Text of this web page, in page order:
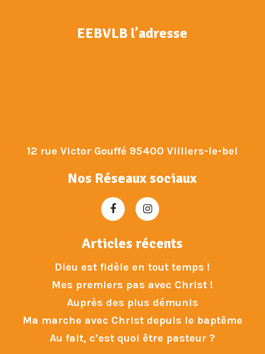
EEBVLB l’adresse
12 rue Victor Gouffé 95400 Villiers-le-bel
Nos Réseaux sociaux
Articles récents
Dieu est fidèle en tout temps !
Mes premiers pas avec Christ !
Auprès des plus démunis
Ma marche avec Christ depuis le baptême
Au fait, c’est quoi être pasteur ?